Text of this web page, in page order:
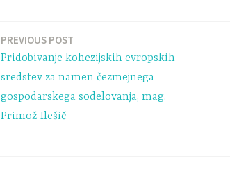
PREVIOUS POST
Pridobivanje kohezijskih evropskih
sredstev za namen čezmejnega
gospodarskega sodelovanja, mag.
Primož Ilešič